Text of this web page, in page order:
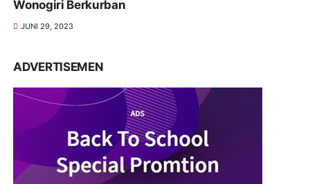
Wonogiri Berkurban
JUNI 29, 2023
ADVERTISEMEN